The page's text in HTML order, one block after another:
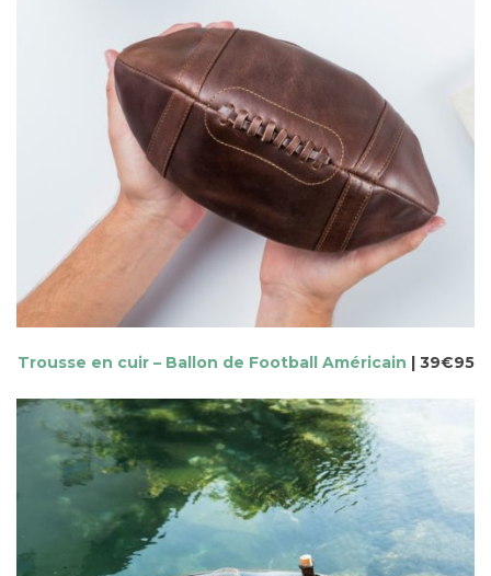
Trousse en cuir – Ballon de Football Américain | 39€95